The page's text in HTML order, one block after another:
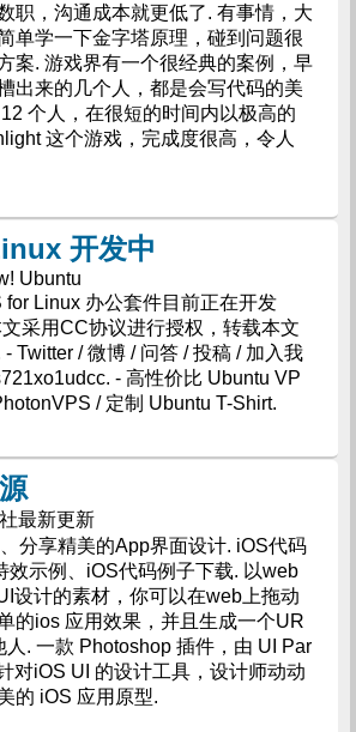
职，沟通成本就更低了. 有事情，大
单学一下金字塔原理，碰到问题很
案. 游戏界有一个很经典的案例，早
出来的几个人，都是会写代码的美
个人，在很短的时间内以极高的
这个游戏，完成度很高，令人
开发中
Ubuntu
for Linux 办公套件目前正在开发
采用CC协议进行授权，转载本文
Twitter / 微博 / 问答 / 投稿 / 加入我
- 高性价比 Ubuntu VP
/ 定制 Ubuntu T-Shirt.
最新更新
分享精美的App界面设计. iOS代码
效示例、iOS代码例子下载. 以web
设计的素材，你可以在web上拖动
的ios 应用效果，并且生成一个UR
人. 一款 Photoshop 插件，由 UI Par
对iOS UI 的设计工具，设计师动动
的 iOS 应用原型.